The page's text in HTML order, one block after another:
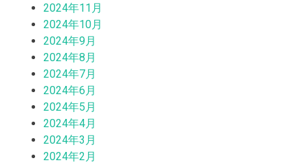
2024年11月
2024年10月
2024年9月
2024年8月
2024年7月
2024年6月
2024年5月
2024年4月
2024年3月
2024年2月